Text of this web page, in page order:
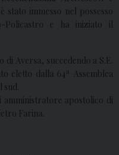
stato immesso nel possesso
Policastro e ha iniziato il
Aversa, succedendo a S.E.
eletto dalla 64ª Assemblea
amministratore apostolico di
Farina.